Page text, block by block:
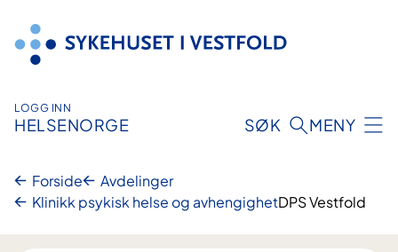
innhold
LOGG INN
HELSENORGE SØK MENY
Forside
Avdelinger
Klinikk psykisk helse og avhengighetDPS Vestfold